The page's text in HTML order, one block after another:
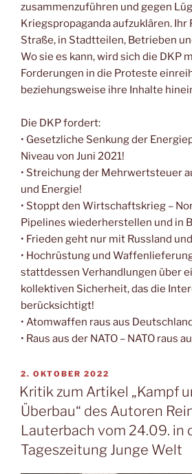
zusammenzuführen und gegen
Kriegspropaganda aufzuklären. Ihr
Straße, in Stadtteilen, Betrieben
Wo sie es kann, wird sich die DKP
Forderungen in die Proteste
beziehungsweise ihre Inhalte
Die DKP fordert:
• Gesetzliche Senkung der
Niveau von Juni 2021!
• Streichung der Mehrwertsteuer
und Energie!
• Stoppt den Wirtschaftskrieg –
Pipelines wiederherstellen und in
• Frieden geht nur mit Russland
• Hochrüstung und
stattdessen Verhandlungen über
kollektiven Sicherheit, das die
berücksichtigt!
• Atomwaffen raus aus
• Raus aus der NATO – NATO raus
2. OKTOBER 2022
Kritik zum Artikel „Kampf
Überbau“ des Autoren
Lauterbach vom 24.09. in
Tageszeitung Junge Welt